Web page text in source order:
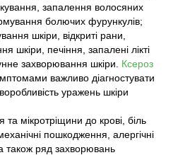
запалення волосяних
болючих фурункулів;
шкіри, відкриті рани,
шкіри, печіння, запалені лікті
захворювання шкіри. Ксероз
важливо діагностувати
уражень шкіри
та мікротріщини до крові, біль
пошкодження, алергічні
а також ряд захворювань